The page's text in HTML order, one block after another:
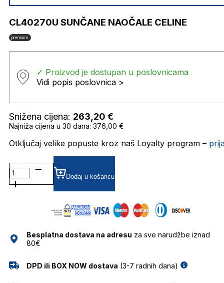
CL40270U SUNČANE NAOČALE CELINE
premium
✓ Proizvod je dostupan u poslovnicama
Vidi popis poslovnica >
Snižena cijena: 263,20 €
Najniža cijena u 30 dana: 376,00 €
Otključaj velike popuste kroz naš Loyalty program –
CL40270U SUNČANE
NAOČALE
CELINE
Dodaj u košaricu
Besplatna dostava na adresu za sve narudžbe iznad
80€
DPD ili BOX NOW dostava (3-7 radnih dana)